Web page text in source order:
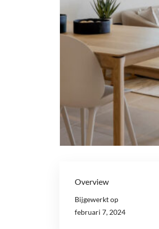
Overview
Bijgewerkt op
februari 7, 2024